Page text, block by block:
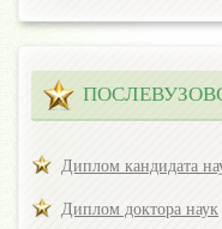
Диплом кандидата
Диплом доктора наук